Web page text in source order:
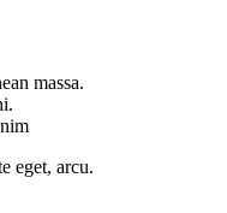
massa.
eget, arcu.